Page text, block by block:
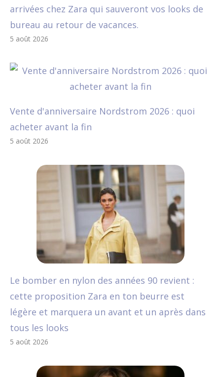
arrivées chez Zara qui sauveront vos looks de
bureau au retour de vacances.
5 août 2026
Vente d'anniversaire Nordstrom 2026 : quoi
acheter avant la fin
5 août 2026
Le bomber en nylon des années 90 revient :
cette proposition Zara en ton beurre est
légère et marquera un avant et un après dans
tous les looks
5 août 2026